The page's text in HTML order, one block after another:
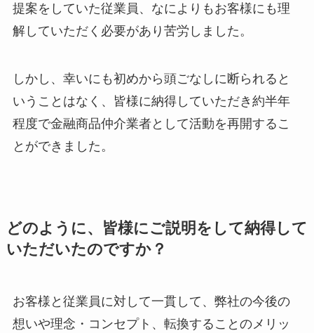
提案をしていた従業員、なによりもお客様にも理
解していただく必要があり苦労しました。
しかし、幸いにも初めから頭ごなしに断られると
いうことはなく、皆様に納得していただき約半年
程度で金融商品仲介業者として活動を再開するこ
とができました。
どのように、皆様にご説明をして納得して
いただいたのですか？
お客様と従業員に対して一貫して、弊社の今後の
想いや理念・コンセプト、転換することのメリッ